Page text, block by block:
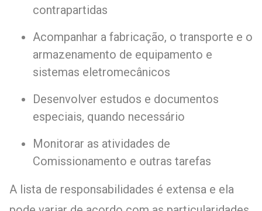
contrapartidas
Acompanhar a fabricação, o transporte e o
armazenamento de equipamento e
sistemas eletromecânicos
Desenvolver estudos e documentos
especiais, quando necessário
Monitorar as atividades de
Comissionamento e outras tarefas
A lista de responsabilidades é extensa e ela